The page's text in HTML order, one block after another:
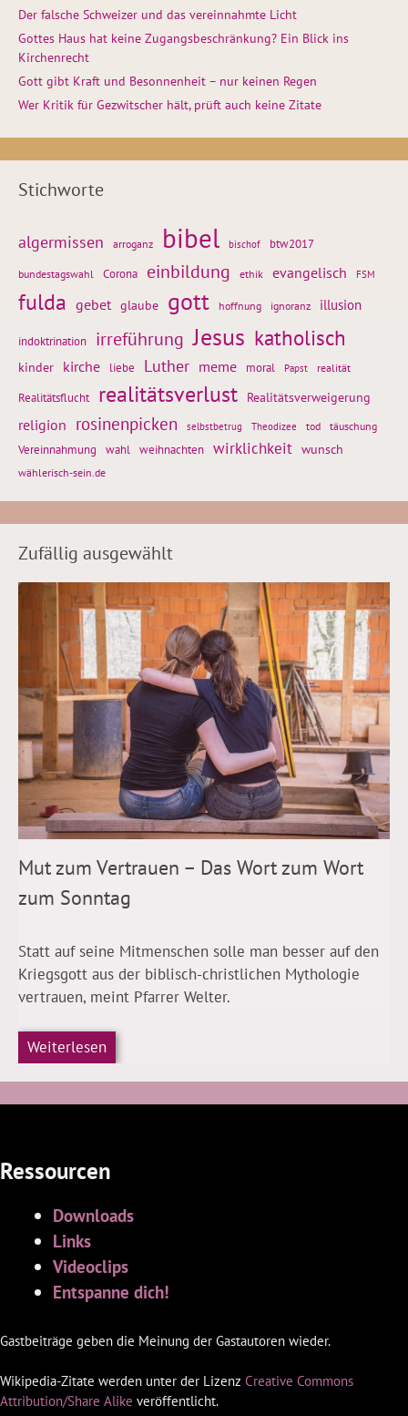
Der falsche Schweizer und das vereinnahmte Licht
Gottes Haus hat keine Zugangsbeschränkung? Ein Blick ins
Kirchenrecht
Gott gibt Kraft und Besonnenheit – nur keinen Regen
Wer Kritik für Gezwitscher hält, prüft auch keine Zitate
Stichworte
algermissen arroganz bibel bischof btw2017
bundestagswahl Corona einbildung ethik evangelisch FSM
fulda gebet glaube gott hoffnung ignoranz illusion
indoktrination irreführung Jesus katholisch
kinder kirche liebe Luther meme moral Papst realität
Realitätsflucht realitätsverlust Realitätsverweigerung
religion rosinenpicken selbstbetrug Theodizee tod täuschung
Vereinnahmung wahl weihnachten wirklichkeit wunsch
wählerisch-sein.de
Zufällig ausgewählt
Mut zum Vertrauen – Das Wort zum Wort
zum Sonntag
Statt auf seine Mitmenschen solle man besser auf den
Kriegsgott aus der biblisch-christlichen Mythologie
vertrauen, meint Pfarrer Welter.
Weiterlesen
Ressourcen
Downloads
Links
Videoclips
Entspanne dich!
Gastbeiträge geben die Meinung der Gastautoren wieder.
Wikipedia-Zitate werden unter der Lizenz Creative Commons
Attribution/Share Alike veröffentlicht.